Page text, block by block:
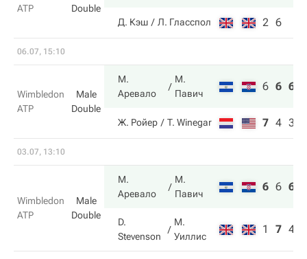
ATP
Double
Д. Кэш Л. Гласспол 2 6
06.07, 15:10
Wimbledon
ATP
Male
Double
М.
Аревало
М.
Павич
6 6 6
Ж. Ройер T. Winegar 7 4 3
03.07, 13:10
Wimbledon
ATP
Male
Double
М.
Аревало
М.
Павич
6 6 6
D.
Stevenson
М.
Уиллис
1 7 4